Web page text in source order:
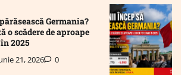
Germania?
o scădere de aproape
2025
21, 2026 0